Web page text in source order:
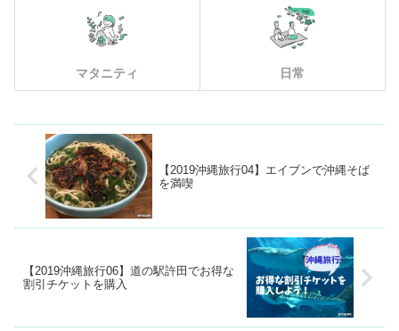
マタニティ 日常
【2019沖縄旅行04】エイブンで沖縄そば
を満喫
【2019沖縄旅行06】道の駅許田でお得な
割引チケットを購入